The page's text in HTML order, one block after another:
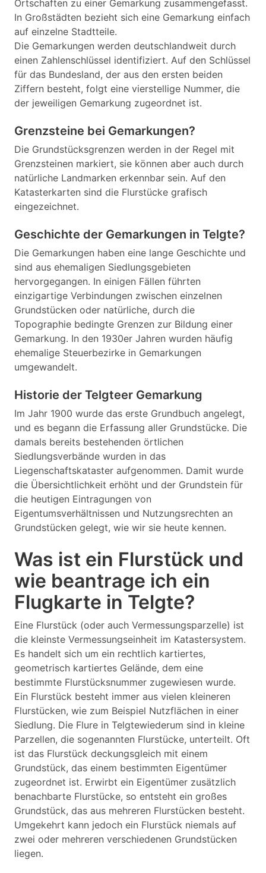
Ortschaften zu einer Gemarkung zusammengefasst.
In Großstädten bezieht sich eine Gemarkung einfach
auf einzelne Stadtteile.
Die Gemarkungen werden deutschlandweit durch
einen Zahlenschlüssel identifiziert. Auf den Schlüssel
für das Bundesland, der aus den ersten beiden
Ziffern besteht, folgt eine vierstellige Nummer, die
der jeweiligen Gemarkung zugeordnet ist.
Grenzsteine bei Gemarkungen?
Die Grundstücksgrenzen werden in der Regel mit
Grenzsteinen markiert, sie können aber auch durch
natürliche Landmarken erkennbar sein. Auf den
Katasterkarten sind die Flurstücke grafisch
eingezeichnet.
Geschichte der Gemarkungen in Telgte?
Die Gemarkungen haben eine lange Geschichte und
sind aus ehemaligen Siedlungsgebieten
hervorgegangen. In einigen Fällen führten
einzigartige Verbindungen zwischen einzelnen
Grundstücken oder natürliche, durch die
Topographie bedingte Grenzen zur Bildung einer
Gemarkung. In den 1930er Jahren wurden häufig
ehemalige Steuerbezirke in Gemarkungen
umgewandelt.
Historie der Telgteer Gemarkung
Im Jahr 1900 wurde das erste Grundbuch angelegt,
und es begann die Erfassung aller Grundstücke. Die
damals bereits bestehenden örtlichen
Siedlungsverbände wurden in das
Liegenschaftskataster aufgenommen. Damit wurde
die Übersichtlichkeit erhöht und der Grundstein für
die heutigen Eintragungen von
Eigentumsverhältnissen und Nutzungsrechten an
Grundstücken gelegt, wie wir sie heute kennen.
Was ist ein Flurstück und
wie beantrage ich ein
Flugkarte in Telgte?
Eine Flurstück (oder auch Vermessungsparzelle) ist
die kleinste Vermessungseinheit im Katastersystem.
Es handelt sich um ein rechtlich kartiertes,
geometrisch kartiertes Gelände, dem eine
bestimmte Flurstücksnummer zugewiesen wurde.
Ein Flurstück besteht immer aus vielen kleineren
Flurstücken, wie zum Beispiel Nutzflächen in einer
Siedlung. Die Flure in Telgtewiederum sind in kleine
Parzellen, die sogenannten Flurstücke, unterteilt. Oft
ist das Flurstück deckungsgleich mit einem
Grundstück, das einem bestimmten Eigentümer
zugeordnet ist. Erwirbt ein Eigentümer zusätzlich
benachbarte Flurstücke, so entsteht ein großes
Grundstück, das aus mehreren Flurstücken besteht.
Umgekehrt kann jedoch ein Flurstück niemals auf
zwei oder mehreren verschiedenen Grundstücken
liegen.